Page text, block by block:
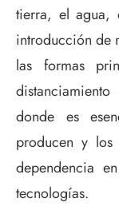
tierra, el agua,
introducción de
las formas
donde es
producen y
dependencia
tecnologías.